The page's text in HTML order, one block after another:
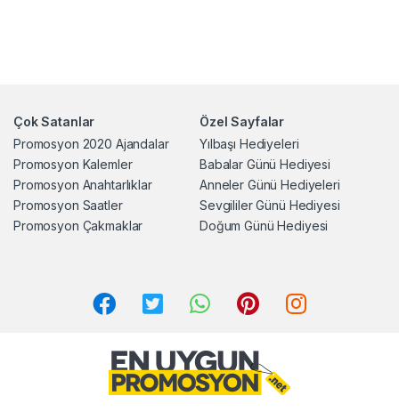
Çok Satanlar
Promosyon 2020 Ajandalar
Promosyon Kalemler
Promosyon Anahtarlıklar
Promosyon Saatler
Promosyon Çakmaklar
Özel Sayfalar
Yılbaşı Hediyeleri
Babalar Günü Hediyesi
Anneler Günü Hediyeleri
Sevgililer Günü Hediyesi
Doğum Günü Hediyesi